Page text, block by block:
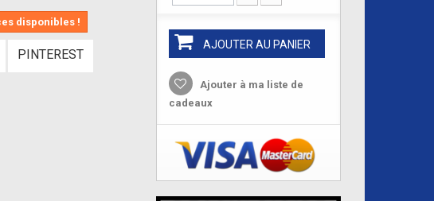
disponibles !
PINTEREST
AJOUTER AU PANIER
Ajouter à ma liste de
cadeaux